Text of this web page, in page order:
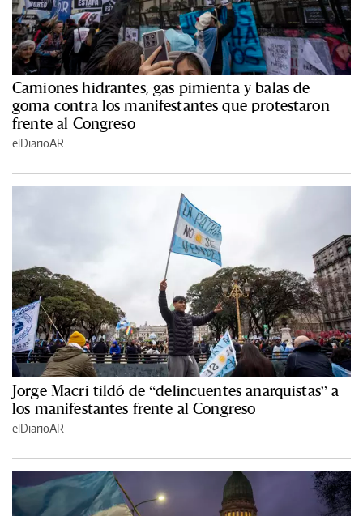
Camiones hidrantes, gas pimienta y balas de
goma contra los manifestantes que protestaron
frente al Congreso
elDiarioAR
Jorge Macri tildó de “delincuentes anarquistas” a
los manifestantes frente al Congreso
elDiarioAR